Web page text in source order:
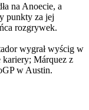
na Anoecie, a
punkty za jej
rozgrywek.
wygrał wyścig w
kariery; Márquez z
w Austin.